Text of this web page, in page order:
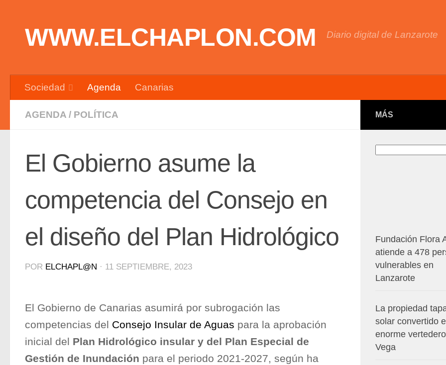
WWW.ELCHAPLON.COM Diario digital de Lanzarote
Sociedad Agenda Canarias
AGENDA / POLÍTICA
El Gobierno asume la
competencia del Consejo en
el diseño del Plan Hidrológico
POR ELCHAPL@N · 11 SEPTIEMBRE, 2023
El Gobierno de Canarias asumirá por subrogación las
competencias del Consejo Insular de Aguas para la aprobación
inicial del Plan Hidrológico insular y del Plan Especial de
Gestión de Inundación para el periodo 2021-2027, según ha
MÁS
Fundación Flora
atiende a 478
vulnerables en
Lanzarote
La propiedad
solar convertido
enorme
Vega